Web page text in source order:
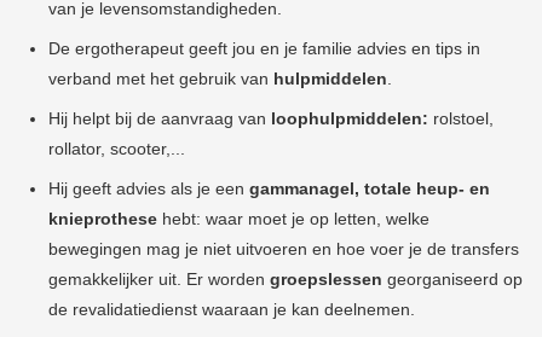
van je levensomstandigheden.
De ergotherapeut geeft jou en je familie advies en tips in
verband met het gebruik van hulpmiddelen
Hij helpt bij de aanvraag van loophulpmiddelen: rolstoel,
rollator, scooter,...
Hij geeft advies als je een gammanagel, totale heup- en
knieprothese hebt: waar moet je op letten, welke
bewegingen mag je niet uitvoeren en hoe voer je de transfers
gemakkelijker uit. Er worden groepslessen georganiseerd op
de revalidatiedienst waaraan je kan deelnemen.